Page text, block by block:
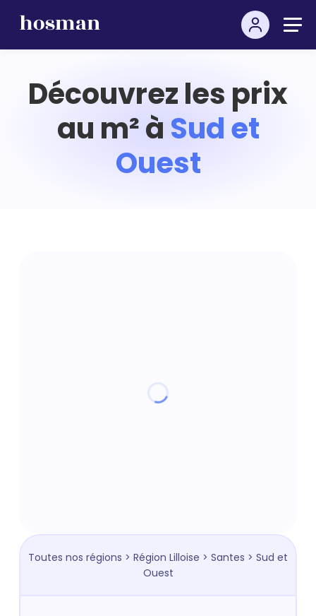
Découvrez les prix
au m² à Sud et
Ouest
Toutes nos régions > Région Lilloise > Santes > Sud et
Ouest